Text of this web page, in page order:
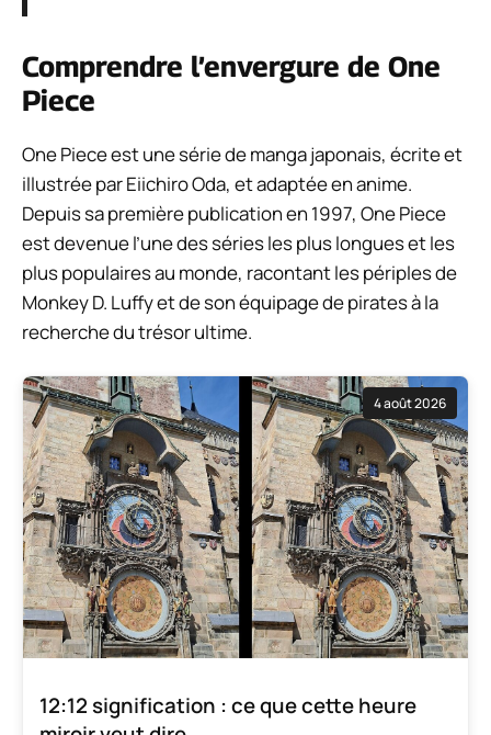
Comprendre l’envergure de One
Piece
One Piece est une série de manga japonais, écrite et
illustrée par Eiichiro Oda, et adaptée en anime.
Depuis sa première publication en 1997, One Piece
est devenue l’une des séries les plus longues et les
plus populaires au monde, racontant les périples de
Monkey D. Luffy et de son équipage de pirates à la
recherche du trésor ultime.
4 août 2026
12:12 signification : ce que cette heure